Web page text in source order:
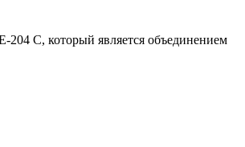
C, который является объединением